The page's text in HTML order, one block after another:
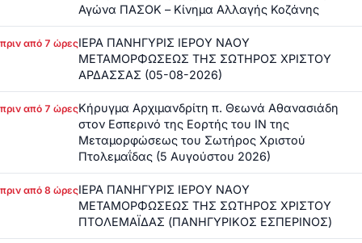
Αγώνα ΠΑΣΟΚ – Κίνημα Αλλαγής Κοζάνης
πριν από 7 ώρεςΙΕΡΑ ΠΑΝΗΓΥΡΙΣ ΙΕΡΟΥ ΝΑΟΥ
ΜΕΤΑΜΟΡΦΩΣΕΩΣ ΤΗΣ ΣΩΤΗΡΟΣ ΧΡΙΣΤΟΥ
ΑΡΔΑΣΣΑΣ (05-08-2026)
πριν από 7 ώρεςΚήρυγμα Αρχιμανδρίτη π. Θεωνά Αθανασιάδη
στον Εσπερινό της Εορτής του ΙΝ της
Μεταμορφώσεως του Σωτήρος Χριστού
Πτολεμαΐδας (5 Αυγούστου 2026)
πριν από 8 ώρεςΙΕΡΑ ΠΑΝΗΓΥΡΙΣ ΙΕΡΟΥ ΝΑΟΥ
ΜΕΤΑΜΟΡΦΩΣΕΩΣ ΤΗΣ ΣΩΤΗΡΟΣ ΧΡΙΣΤΟΥ
ΠΤΟΛΕΜΑΪΔΑΣ (ΠΑΝΗΓΥΡΙΚΟΣ ΕΣΠΕΡΙΝΟΣ)